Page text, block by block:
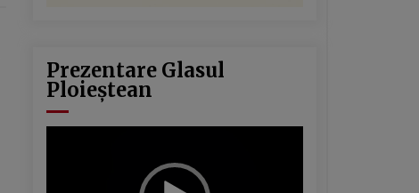
Prezentare Glasul
Ploieștean